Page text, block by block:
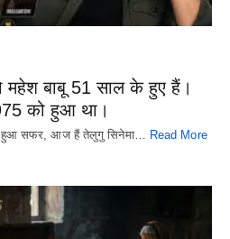
बाबू 51 साल के हुए हैं।
को हुआ था।
हुआ सफर, आज हैं तेलुगु सिनेमा… Read More